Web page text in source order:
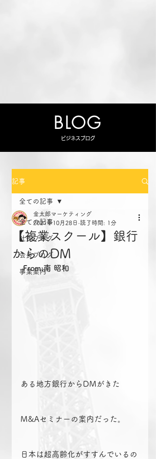
BLOG
ビジネスブログ
記事
全ての記事
社長ブログ
会長ブログ
事業案内
全ての記事
【複業スクール】銀行
からのDM
金太郎マーケティング
2021年10月28日 読了時間: 1分
From:南 昭和
ある地方銀行からDMがきた
M&Aセミナーの案内だった。
日本は超高齢化がすすんでいるの